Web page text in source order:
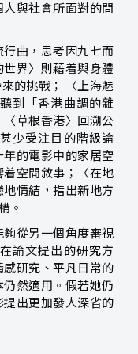
與社會所面對的問
行曲，思考因九七而
界〉則藉着與身體
的挑戰； 〈上海魅
到「香港曲調的雜
草根香港〉回溯公
少受注目的階級論
的電影中的家居空
空間敘事；〈在地
情結，指出新地方
。
從另一個角度審視
論文提出的研究方
研究、平凡日常的
然適用。假若她仍
出更加發人深省的